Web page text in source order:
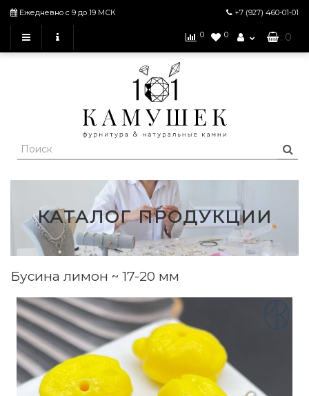
Ежедневно с 9 до 19 МСК +7 (927) 460-01-01
0 0 : 0
КАТАЛОГ ПРОДУКЦИИ
Бусина лимон ~ 17-20 мм